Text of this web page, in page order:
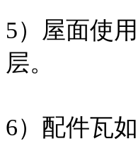
5）屋面使
层。
6）配件瓦